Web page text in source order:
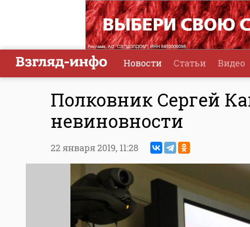
Новости Статьи Видео
Полковник Сергей
невиновности
22 января 2019, 11:28